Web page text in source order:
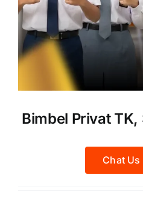
Bimbel Privat TK,
Chat